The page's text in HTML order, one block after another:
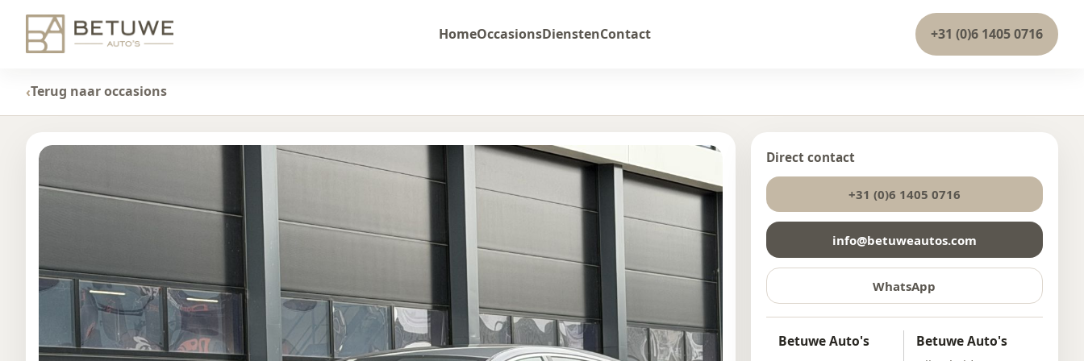
HomeOccasionsDienstenContact +31 (0)6 1405 0716
Terug naar occasions
Direct contact
+31 (0)6 1405 0716
info@betuweautos.com
WhatsApp
Betuwe Auto's Betuwe Auto's